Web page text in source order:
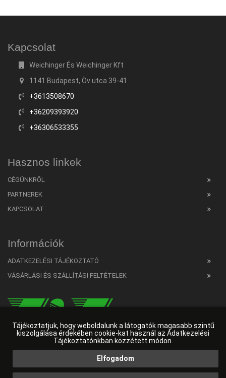
Tájékoztatjuk, hogy weboldalunk a látogatók magasabb szintű
kiszolgálása érdekében cookie-kat használ az Adatkezelési
Tájékoztatónkban közzétett módon.
Elfogadom
Kapcsolat
Weichinger És Weichinger Kft
1141 Budapest, Öv utca 39-41
+3613508670
+36209393920
+36306533355
Hasznos linkek
CÉGÜNKRŐL
PARTNEREK
KAPCSOLAT
Információk
ADATKEZELÉSI TÁJÉKOZTATÓ
VÁSÁRLÁSI ÉS SZÁLLÍTÁSI FELTÉTELEK
Web developerHW Online|Ingyenes SEO elemző|